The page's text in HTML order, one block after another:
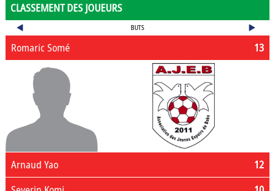
CLASSEMENT DES JOUEURS
BUTS
13
Romaric Somé
12
Arnaud Yao